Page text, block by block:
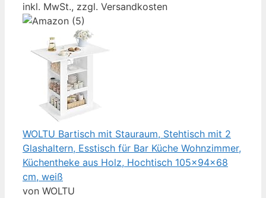
inkl. MwSt., zzgl. Versandkosten
WOLTU Bartisch mit Stauraum, Stehtisch mit 2
Glashaltern, Esstisch für Bar Küche Wohnzimmer,
Küchentheke aus Holz, Hochtisch 105x94x68
cm, weiß
von WOLTU